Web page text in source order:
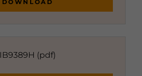
DOWNLOAD
IB9389H (pdf)